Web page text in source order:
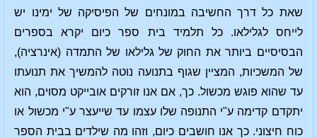
שאת כל דרך החשיבה במונחים של הפיסיקה של ימינו יש
לייחס לגלילאו. כל תלמיד בית ספר כיום יקרא בספרים
הבסיסיים ביותר את החוק של גלילאו של התמדה (אינרציה),
של המשכיות, המציין שגוף בתנועה נוטה להמשיך את תנועתו
עד שהוא פוגש מכשול. כך, אם אנו זורקים אובייקט מסוים, הוא
יתקדם קדימה ע"י התנופה שלו עצמו עד שייעצר ע"י מכשול או
כוח חיצוני. כך אנו חושבים כיום, וזהו מה שילדים בבית הספר